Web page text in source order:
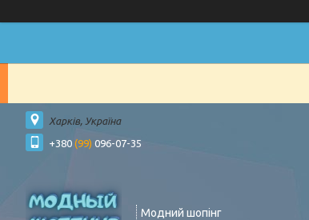
Харків, Україна
+380 (99) 096-07-35
Модний шопінг